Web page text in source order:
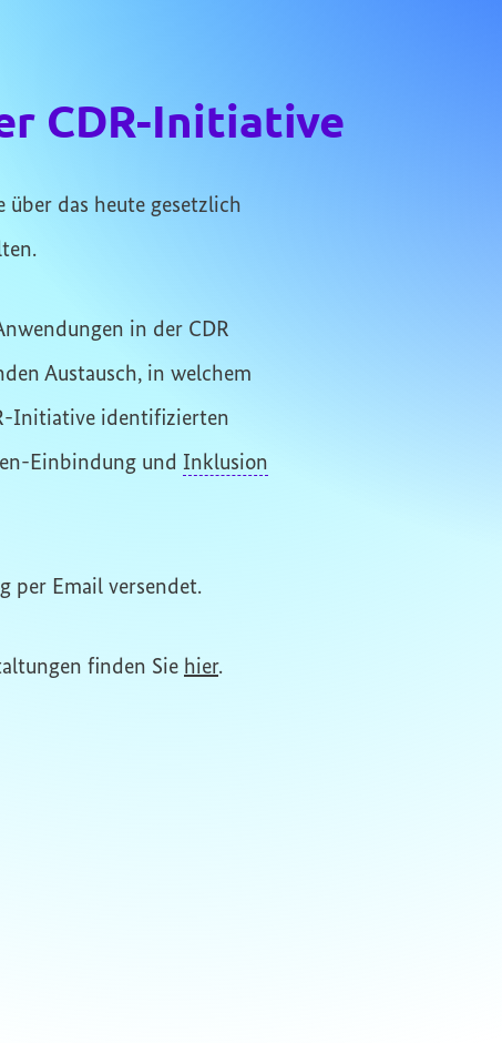
CDR-Initiative
das heute gesetzlich
in der CDR
Austausch, in welchem
Initiative identifizierten
Einbindung und Inklusion
per Email versendet.
finden Sie hier.